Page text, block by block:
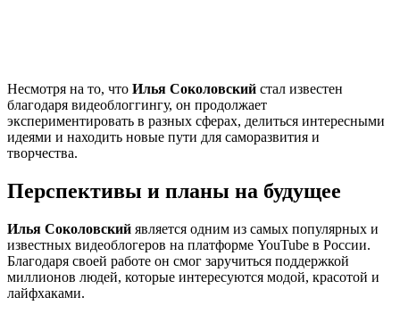
Несмотря на то, что Илья Соколовский стал известен
благодаря видеоблоггингу, он продолжает
экспериментировать в разных сферах, делиться интересными
идеями и находить новые пути для саморазвития и
творчества.
Перспективы и планы на будущее
Илья Соколовский является одним из самых популярных и
известных видеоблогеров на платформе YouTube в России.
Благодаря своей работе он смог заручиться поддержкой
миллионов людей, которые интересуются модой, красотой и
лайфхаками.